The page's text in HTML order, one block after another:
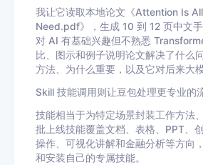
我让它读取本地论文《Attention Is
Need.pdf》，生成 10 到 12 页中文
对 AI 有基础兴趣但不熟悉
比、图示和例子说明论文解决了什么
方法、为什么重要，以及它对后来大
Skill 技能调用则让豆包处理更专业的
技能相当于为特定场景封装工作方法
批上线技能覆盖文档、表格、PPT、
操作、可视化讲解和金融分析等方向
和安装自己的专属技能。